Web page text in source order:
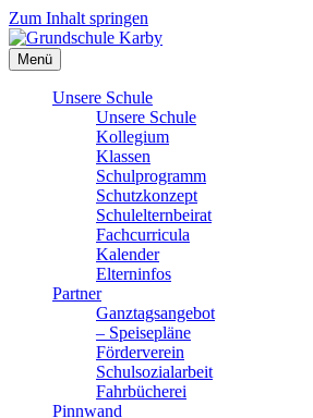
Zum Inhalt springen
Menü
Unsere Schule
Unsere Schule
Kollegium
Klassen
Schulprogramm
Schutzkonzept
Schulelternbeirat
Fachcurricula
Kalender
Elterninfos
Partner
Ganztagsangebot
– Speisepläne
Förderverein
Schulsozialarbeit
Fahrbücherei
Pinnwand